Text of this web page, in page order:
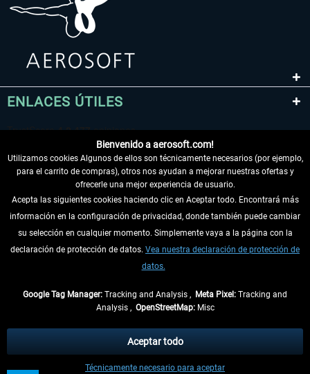
ENLACES ÚTILES
DESISTIR DEL CONTRATO
INFORMACIÓN
tasas de recepción si no se describe lo contrario
** De aplicación a envíos dentro de Alemania. Los plazos de envío para los
Bienvenido a aerosoft.com!
Utilizamos cookies Algunos de ellos son técnicamente necesarios (por ejemplo,
para el carrito de compras), otros nos ayudan a mejorar nuestras ofertas y
ofrecerle una mejor experiencia de usuario.
Acepta las siguientes cookies haciendo clic en Aceptar todo. Encontrará más
información en la configuración de privacidad, donde también puede cambiar
su selección en cualquier momento. Simplemente vaya a la página con la
declaración de protección de datos. Vea nuestra declaración de protección de
datos.
Google Tag Manager: Tracking and Analysis , Meta Pixel: Tracking and
Analysis , OpenStreetMap:Misc
Técnicamente necesario para aceptar
Aceptar todo